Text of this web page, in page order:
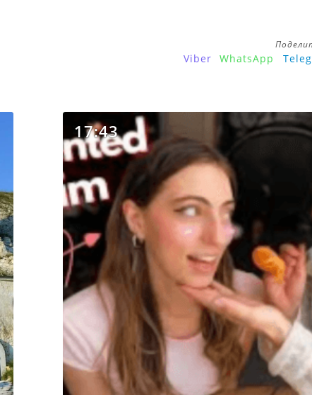
Viber WhatsApp
17:43